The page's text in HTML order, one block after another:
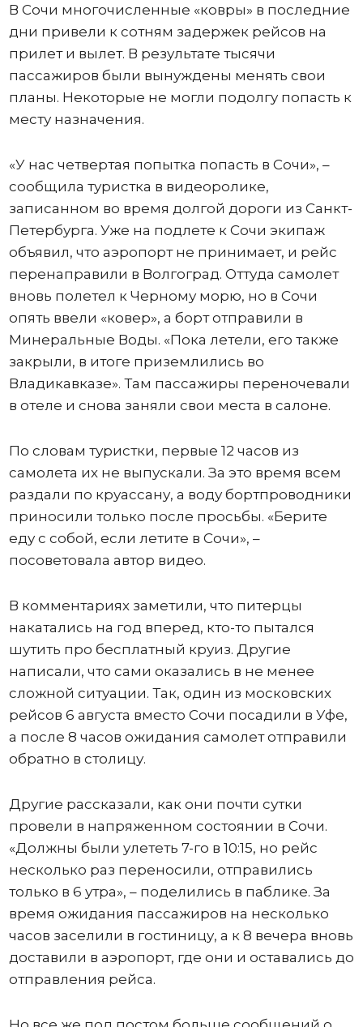
В Сочи многочисленные «ковры» в последние
дни привели к сотням задержек рейсов на
прилет и вылет. В результате тысячи
пассажиров были вынуждены менять свои
планы. Некоторые не могли подолгу попасть к
месту назначения.
«У нас четвертая попытка попасть в Сочи», –
сообщила туристка в видеоролике,
записанном во время долгой дороги из Санкт-
Петербурга. Уже на подлете к Сочи экипаж
объявил, что аэропорт не принимает, и рейс
перенаправили в Волгоград. Оттуда самолет
вновь полетел к Черному морю, но в Сочи
опять ввели «ковер», а борт отправили в
Минеральные Воды. «Пока летели, его также
закрыли, в итоге приземлились во
Владикавказе». Там пассажиры переночевали
в отеле и снова заняли свои места в салоне.
По словам туристки, первые 12 часов из
самолета их не выпускали. За это время всем
раздали по круассану, а воду бортпроводники
приносили только после просьбы. «Берите
еду с собой, если летите в Сочи», –
посоветовала автор видео.
В комментариях заметили, что питерцы
накатались на год вперед, кто-то пытался
шутить про бесплатный круиз. Другие
написали, что сами оказались в не менее
сложной ситуации. Так, один из московских
рейсов 6 августа вместо Сочи посадили в Уфе,
а после 8 часов ожидания самолет отправили
обратно в столицу.
Другие рассказали, как они почти сутки
провели в напряженном состоянии в Сочи.
«Должны были улететь 7-го в 10:15, но рейс
несколько раз переносили, отправились
только в 6 утра», – поделились в паблике. За
время ожидания пассажиров на несколько
часов заселили в гостиницу, а к 8 вечера вновь
доставили в аэропорт, где они и оставались до
отправления рейса.